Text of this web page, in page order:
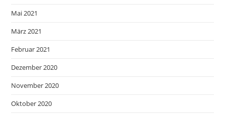
Mai 2021
März 2021
Februar 2021
Dezember 2020
November 2020
Oktober 2020